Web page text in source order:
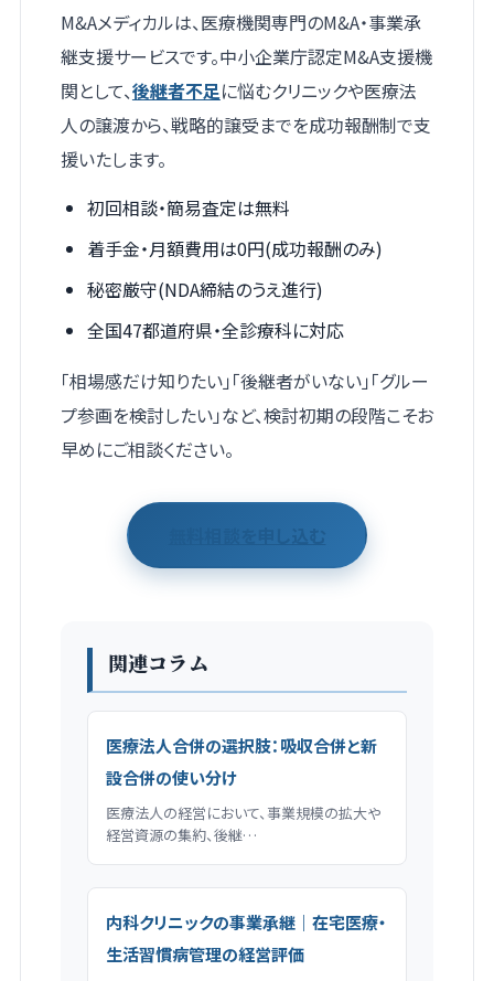
M&Aメディカルは、医療機関専門のM&A・事業承
継支援サービスです。中小企業庁認定M&A支援機
関として、後継者不足に悩むクリニックや医療法
人の譲渡から、戦略的譲受までを成功報酬制で支
援いたします。
初回相談・簡易査定は無料
着手金・月額費用は0円(成功報酬のみ)
秘密厳守(NDA締結のうえ進行)
全国47都道府県・全診療科に対応
「相場感だけ知りたい」「後継者がいない」「グルー
プ参画を検討したい」など、検討初期の段階こそお
早めにご相談ください。
無料相談を申し込む
関連コラム
医療法人合併の選択肢：吸収合併と新
設合併の使い分け
医療法人の経営において、事業規模の拡大や
経営資源の集約、後継…
内科クリニックの事業承継｜在宅医療・
生活習慣病管理の経営評価